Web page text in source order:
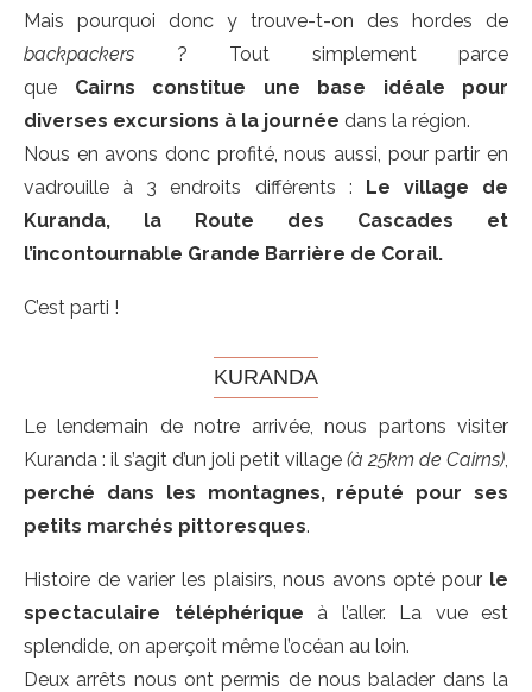
Mais pourquoi donc y trouve-t-on des hordes de
backpackers ? Tout simplement parce
que Cairns constitue une base idéale pour
diverses excursions à la journée dans la région.
Nous en avons donc profité, nous aussi, pour partir en
vadrouille à 3 endroits différents : Le village de
Kuranda, la Route des Cascades et
l’incontournable Grande Barrière de Corail.
C’est parti !
KURANDA
Le lendemain de notre arrivée, nous partons visiter
Kuranda : il s’agit d’un joli petit village (à 25km de Cairns),
perché dans les montagnes, réputé pour ses
petits marchés pittoresques.
Histoire de varier les plaisirs, nous avons opté pour le
spectaculaire téléphérique à l’aller. La vue est
splendide, on aperçoit même l’océan au loin.
Deux arrêts nous ont permis de nous balader dans la